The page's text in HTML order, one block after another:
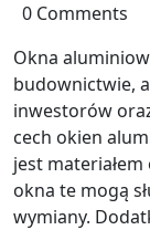
0 Comments
Okna
budownictwie,
inwestorów
cech okien
jest
okna te mogą
wymiany.